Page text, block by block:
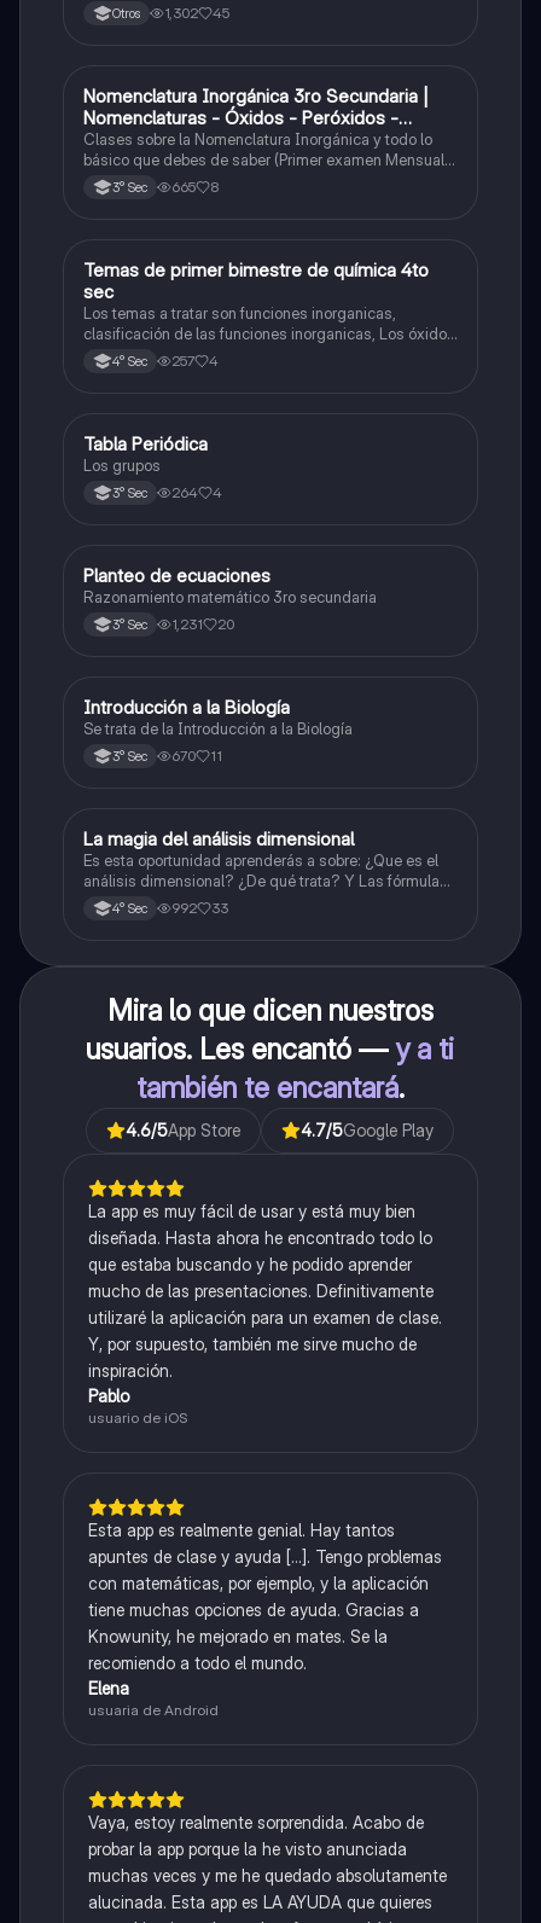
Otros 1,302 45
Química
Nomenclatura Inorgánica 3ro Secundaria |
Nomenclaturas - Óxidos - Peróxidos -
Hidróxido o Bases
Clases sobre la Nomenclatura Inorgánica y todo lo
básico que debes de saber (Primer examen Mensual
2025)3° Sec 665 8
Química
Temas de primer bimestre de química 4to
sec
Los temas a tratar son funciones inorganicas,
clasificación de las funciones inorganicas, Los óxidos
y los óxidos ácidos
4° Sec 257 4
Química
Tabla Periódica
Los grupos
3° Sec 264 4
Matemáticas
Planteo de ecuaciones
Razonamiento matemático 3ro secundaria
3° Sec 1,231 20
Biología
Introducción a la Biología
Se trata de la Introducción a la Biología
3° Sec 670 11
Física
La magia del análisis dimensional
Es esta oportunidad aprenderás a sobre: ¿Que es el
análisis dimensional? ¿De qué trata? Y Las fórmulas
de las magnitudes fundamentales y derivadas.
4° Sec 992 33
Mira lo que dicen nuestros
usuarios. Les encantó —y a ti
también te encantará.
4.6/5App Store 4.7/5Google Play
La app es muy fácil de usar y está muy bien
diseñada. Hasta ahora he encontrado todo lo
que estaba buscando y he podido aprender
mucho de las presentaciones. Definitivamente
utilizaré la aplicación para un examen de clase.
Y, por supuesto, también me sirve mucho de
inspiración.
Pablo
usuario de iOS
Esta app es realmente genial. Hay tantos
apuntes de clase y ayuda [...]. Tengo problemas
con matemáticas, por ejemplo, y la aplicación
tiene muchas opciones de ayuda. Gracias a
Knowunity, he mejorado en mates. Se la
recomiendo a todo el mundo.
Elena
usuaria de Android
Vaya, estoy realmente sorprendida. Acabo de
probar la app porque la he visto anunciada
muchas veces y me he quedado absolutamente
alucinada. Esta app es LA AYUDA que quieres